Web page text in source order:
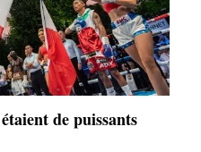
de puissants